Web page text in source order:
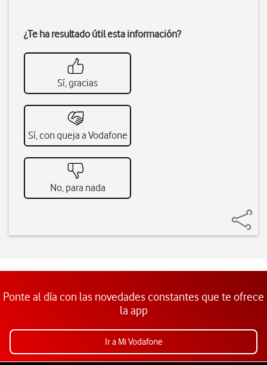
¿Te ha resultado útil esta información?
Sí, gracias
Sí, con queja a Vodafone
No, para nada
Ponte al día con las novedades constantes que te ofrece
la app
Ir a Mi Vodafone